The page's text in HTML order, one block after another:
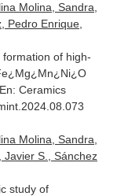
Molina, Sandra,
Pedro Enrique,
of high-
En: Ceramics
Molina, Sandra,
Javier S., Sánchez
study of